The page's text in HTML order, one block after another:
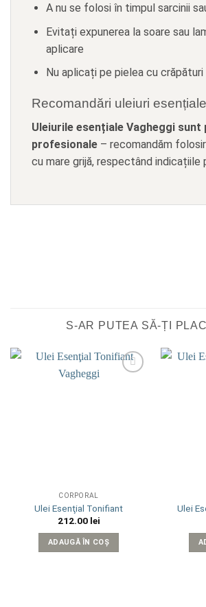
A nu se folosi în timpul sarcinii
Evitați expunerea la soare sau
aplicare
Nu aplicați pe pielea cu crăpături
Recomandări uleiuri
Uleiurile esențiale Vagheggi sunt
profesionale – recomandăm
cu mare grijă, respectând indicațiile
S-AR PUTEA SĂ-ȚI
CORPORAL
Ulei Esenţial Tonifiant
212.00 lei
ADAUGĂ ÎN COȘ
Ulei